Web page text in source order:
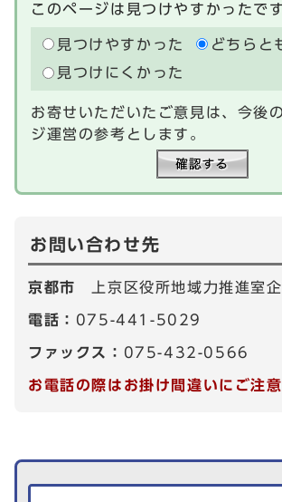
このページは見つけやすかったで
見つけやすかった
どちらと
見つけにくかった
お寄せいただいたご意見は、今後
ジ運営の参考とします。
お問い合わせ先
京都市 上京区役所地域力推進室
電話： 075-441-5029
ファックス： 075-432-0566
お電話の際はお掛け間違いにご注
生活情報を探す